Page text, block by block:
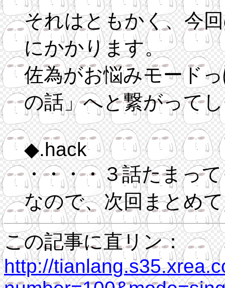
それはともかく、今
にかかります。
佐為がお悩みモード
の話」へと繋がって
◆.hack
・・・・３話たまっ
なので、次回まとめ
この記事に直リン：
http://